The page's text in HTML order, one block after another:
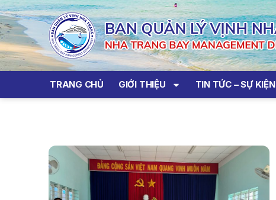
TRANG CHỦ GIỚI THIỆU TIN TỨC – SỰ KIỆN